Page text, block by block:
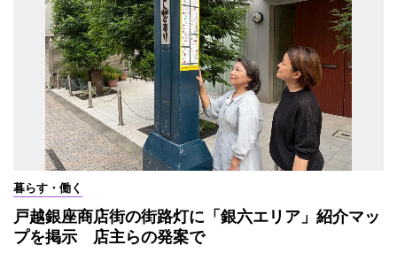
暮らす・働く
戸越銀座商店街の街路灯に「銀六エリア」紹介マッ
プを掲示 店主らの発案で